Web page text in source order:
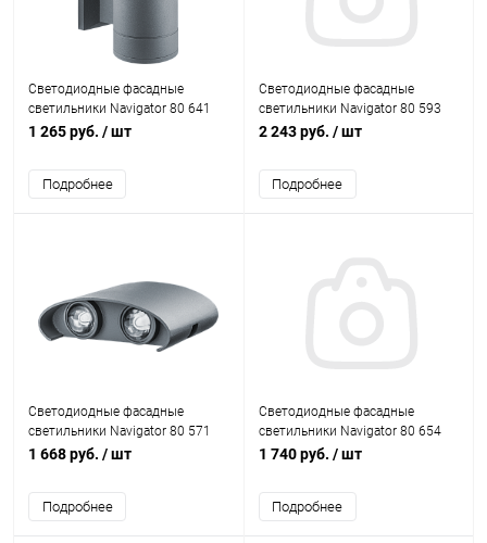
Светодиодные фасадные
светильники Navigator 80 641
NOF-D-W-029-02 GU10 IP54
1 265 руб. / шт
Подробнее
Светодиодные фасадные
светильники Navigator 80 593
NOF-D-W-012-02 6W 3000K IP54
2 243 руб. / шт
Подробнее
Светодиодные фасадные
светильники Navigator 80 571
NOF-D-W-038-04 4x1W 4000K
1 668 руб. / шт
Подробнее
Светодиодные фасадные
светильники Navigator 80 654
NOF-D-W-034-01 2x3W 3000K
1 740 руб. / шт
Подробнее